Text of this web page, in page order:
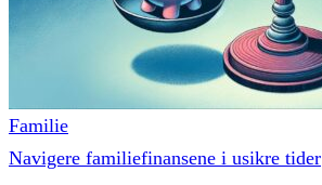
Familie
Navigere familiefinansene i usikre tider